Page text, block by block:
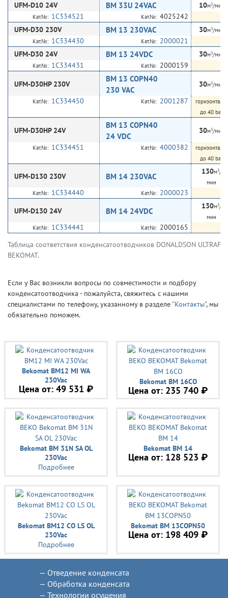
Таблица соответствия конденсатоотводчиков DONALDSON
BEKOMAT.
UFM-D10 24V
BM 33U 24VAC 10м3/мин
Кат.№: 1C334521 Кат.№: 4025242
UFM-D30 230V
BM 13 230VAC 30м3/мин
Кат.№: 1C334430 Кат.№: 2000021
UFM-D30 24V
BM 13 24VDC 30м3/мин
Кат.№: 1C334431 Кат.№: 2000159
UFM-D30HP 230V
BM 13 COPN40
230 VAC
30м3/мин
Кат.№: 1C334450 Кат.№: 2001287
до 40 bar,
UFM-D30HP 24V
BM 13 COPN40
24 VDC
30м3/мин
Кат.№: 1C334451 Кат.№: 4000382
до 40 bar,
UFM-D130 230V BM 14 230VAC
130м3/
мин
Кат.№: 1C334440 Кат.№: 2000023
UFM-D130 24V
BM 14 24VDC
130м3/
мин
Кат.№: 1C334441 Кат.№: 2000165
Если у Вас возникли вопросы по совместимости и подбору
конденсатоотводчика - пожалуйста, свяжитесь с нашими
специалистами по телефону, указанному в разделе "Контакты", мы
обязательно поможем.
Bekomat BM12 MI WA
230Vac
Цена от: 49 531 ₽
Bekomat BM 16CO
Цена от: 235 740 ₽
Bekomat BM 31N SA OL
230Vac
Подробнее
Bekomat BM 14
Цена от: 128 523 ₽
Bekomat BM12 CO LS OL
230Vac
Подробнее
Bekomat BM 13COPN50
Цена от: 198 409 ₽
Отведение конденсата
Обработка конденсата
Технологии осушения